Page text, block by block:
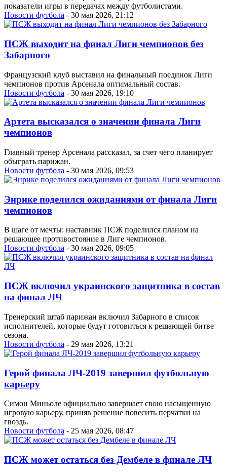
показатели игры в передачах между футболистами.
Новости футбола - 30 мая 2026, 21:12
ПСЖ выходит на финал Лиги чемпионов без
Забарного
Французский клуб выставил на финальный поединок Лиги
чемпионов против Арсенала оптимальный состав.
Новости футбола - 30 мая 2026, 19:10
Артета высказался о значении финала Лиги
чемпионов
Главный тренер Арсенала рассказал, за счет чего планирует
обыграть парижан.
Новости футбола - 30 мая 2026, 09:53
Энрике поделился ожиданиями от финала Лиги
чемпионов
В шаге от мечты: наставник ПСЖ поделился планом на
решающее противостояние в Лиге чемпионов.
Новости футбола - 30 мая 2026, 09:05
ПСЖ включил украинского защитника в состав
на финал ЛЧ
Тренерский штаб парижан включил Забарного в список
исполнителей, которые будут готовиться к решающей битве
сезона.
Новости футбола - 29 мая 2026, 13:21
Герой финала ЛЧ-2019 завершил футбольную
карьеру
Симон Миньоле официально завершает свою насыщенную
игровую карьеру, приняв решение повесить перчатки на
гвоздь.
Новости футбола - 25 мая 2026, 08:47
ПСЖ может остаться без Дембеле в финале ЛЧ